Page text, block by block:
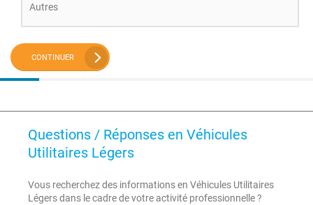
Autres
CONTINUER
Questions / Réponses en Véhicules
Utilitaires Légers
Vous recherchez des informations en Véhicules Utilitaires
Légers dans le cadre de votre activité professionnelle ?